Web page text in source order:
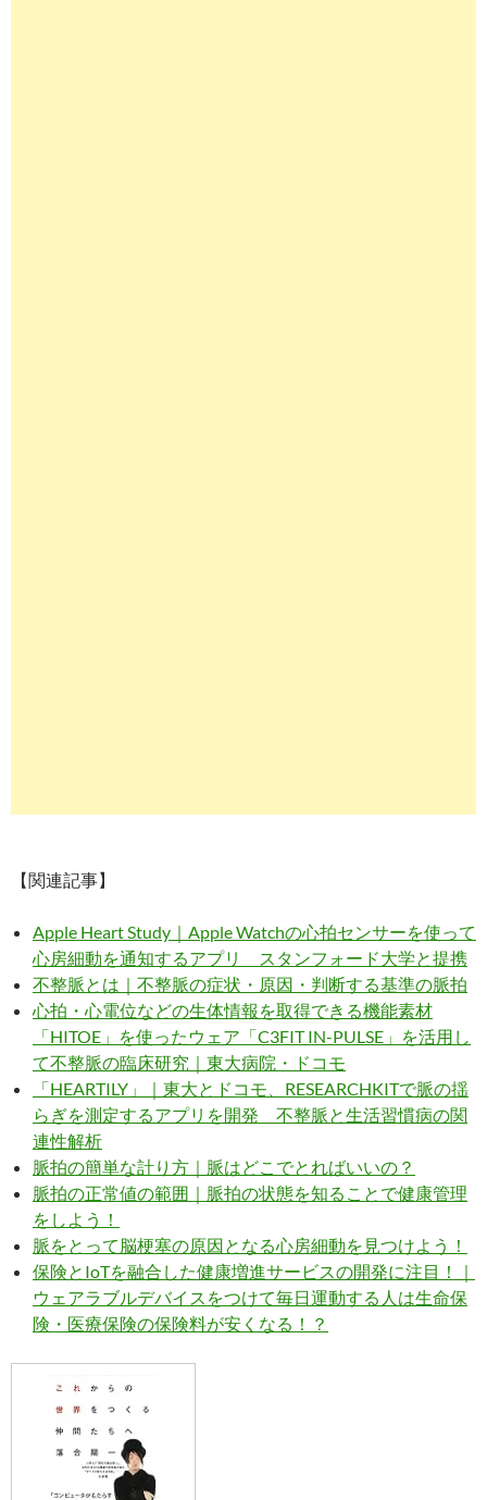
【関連記事】
Apple Heart Study｜Apple Watchの心拍センサーを使って
心房細動を通知するアプリ スタンフォード大学と提携
不整脈とは｜不整脈の症状・原因・判断する基準の脈拍
心拍・心電位などの生体情報を取得できる機能素材
「HITOE」を使ったウェア「C3FIT IN-PULSE」を活用し
て不整脈の臨床研究｜東大病院・ドコモ
「HEARTILY」｜東大とドコモ、RESEARCHKITで脈の揺
らぎを測定するアプリを開発 不整脈と生活習慣病の関
連性解析
脈拍の簡単な計り方｜脈はどこでとればいいの？
脈拍の正常値の範囲｜脈拍の状態を知ることで健康管理
をしよう！
脈をとって脳梗塞の原因となる心房細動を見つけよう！
保険とIoTを融合した健康増進サービスの開発に注目！｜
ウェアラブルデバイスをつけて毎日運動する人は生命保
険・医療保険の保険料が安くなる！？